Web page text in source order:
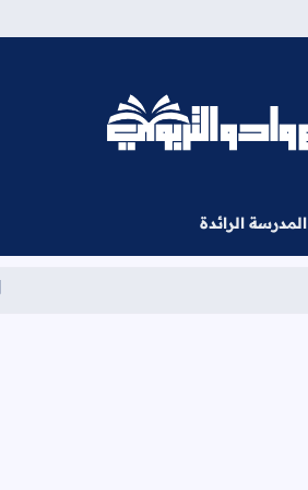
موقع وادو التربوي
المدرسة الرائدة
نتائج الحركة